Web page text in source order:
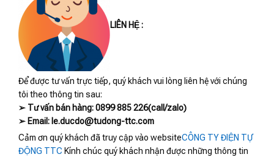
LIÊN HỆ :
Để được tư vấn trực tiếp, quý khách vui lòng liên hệ với chúng
tôi theo thông tin sau:
➢ Tư vấn bán hàng: 0899 885 226(call/zalo)
➢ Email: le.ducdo@tudong-ttc.com
Cảm ơn quý khách đã truy cập vào websiteCÔNG TY ĐIỆN TỰ
ĐỘNG TTC Kính chúc quý khách nhận được những thông tin